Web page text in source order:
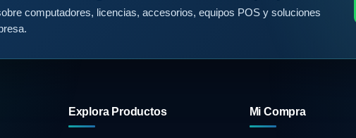
computadores, licencias, accesorios, equipos POS y soluciones
Explora Productos Mi Compra